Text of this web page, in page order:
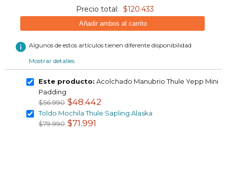
Precio total: $120.433
Añadir ambos al carrito
info Algunos de estos artículos tienen diferente disponibilidad
Mostrar detalles
Este producto: Acolchado Manubrio Thule Yepp Mini
Padding
$56.990 $48.442
Toldo Mochila Thule Sapling Alaska
$79.990 $71.991